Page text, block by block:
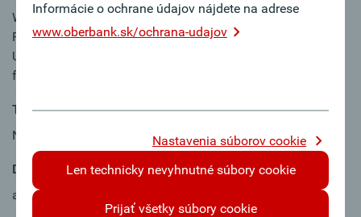
Wir bieten Ihnen eine interessante Gelegenheit, Theorie und
Praxis zu verbinden und spannende Einblicke in unser
Unternehmen zu erhalten! Das Bruttomonatsgehalt beträgt
für diese Tätigkeit EUR 2.619,73 auf Vollzeitbasis.
Typ úväzku:
Na plný alebo čiastočný úväzok
Dátum nástupu:
ab Juli für mind. 6 Monate
Informácie o ochrane údajov nájdete na adrese
www.oberbank.sk/ochrana-udajov
Nastavenia súborov cookie
Len technicky nevyhnutné súbory cookie
Prijať všetky súbory cookie